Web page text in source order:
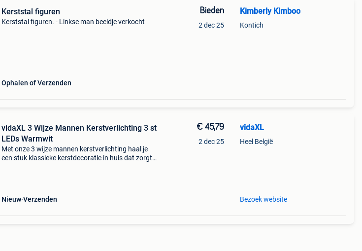
Kerststal figuren
Kerststal figuren. - Linkse man beeldje verkocht
Ophalen of Verzenden
Bieden
2 dec 25
Kimberly Kimboo
Kontich
vidaXL 3 Wijze Mannen Kerstverlichting 3 st
LEDs Warmwit
Met onze 3 wijze mannen kerstverlichting haal je
een stuk klassieke kerstdecoratie in huis dat zorgt
Nieuw Verzenden
€ 45,79
2 dec 25
vidaXL
Heel België
Bezoek website